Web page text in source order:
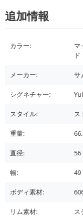
追加情報
カラー:
マ
ド
メーカー: サ
シグネチャー:
スタイル: ス
重量:
直径: 56
幅: 49
ボディ素材:
リム素材: ス